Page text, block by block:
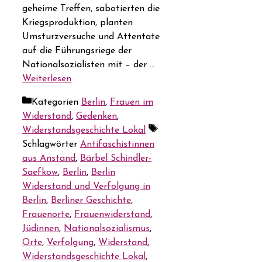
geheime Treffen, sabotierten die
Kriegsproduktion, planten
Umsturzversuche und Attentate
auf die Führungsriege der
Nationalsozialisten mit – der …
Weiterlesen
Kategorien Berlin, Frauen im
Widerstand, Gedenken,
Widerstandsgeschichte Lokal
Schlagwörter Antifaschistinnen
aus Anstand, Bärbel Schindler-
Saefkow, Berlin, Berlin
Widerstand und Verfolgung in
Berlin, Berliner Geschichte,
Frauenorte, Frauenwiderstand,
Jüdinnen, Nationalsozialismus,
Orte, Verfolgung, Widerstand,
Widerstandsgeschichte Lokal ,